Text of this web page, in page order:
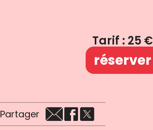
Tarif : 25 €
réserver
Partager